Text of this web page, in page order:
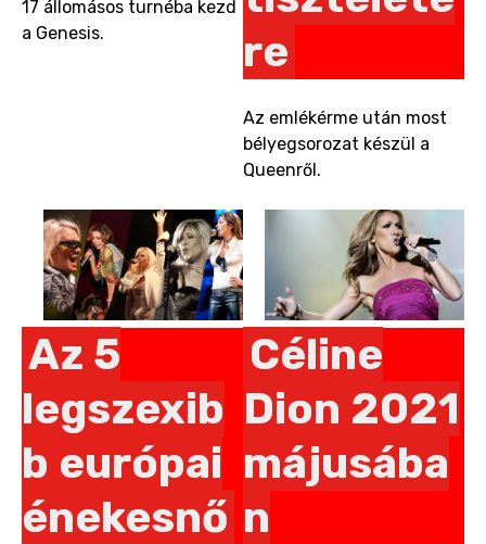
17 állomásos turnéba kezd
a Genesis.
re
Az emlékérme után most
bélyegsorozat készül a
Queenről.
Az 5
legszexib
b európai
énekesnő
Céline
Dion 2021
májusába
n